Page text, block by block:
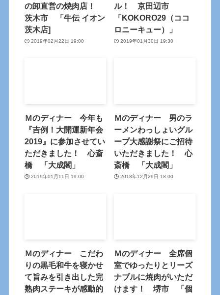
の卸直営の焼肉店！
茨木市 「牛伝 イオン
茨木店]
2019年02月22日 19:00
ル！ 京田辺市
「KOKORO29（ココ
ロニーキュー）」
2019年01月30日 19:30
Ｍのディナー 今年も
『吉例！大開運新年会
2019』に参加させてい
ただきました！ 心斎
橋 「大成閣」
2019年01月11日 19:00
Ｍのディナー 男のラ
ーメンわっしょいグル
ープ大感謝祭にご招待
いただきました！ 心
斎橋 「大成閣」
2018年12月29日 18:00
Ｍのディナー こだわ
りの黒毛和牛を寝かせ
て旨みを引き出した完
熟肉ステーキが感動的
Ｍのディナー 全席個
室でゆったりとリーズ
ナブルに焼肉がいただ
けます！ 堺市 「個